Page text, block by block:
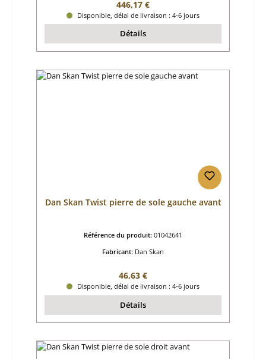
Prix régulier :
446,17 €
Disponible, délai de livraison : 4-6 jours
Détails
Dan Skan Twist pierre de sole gauche avant
Référence du produit: 01042641
Fabricant: Dan Skan
Prix régulier :
46,63 €
Disponible, délai de livraison : 4-6 jours
Détails